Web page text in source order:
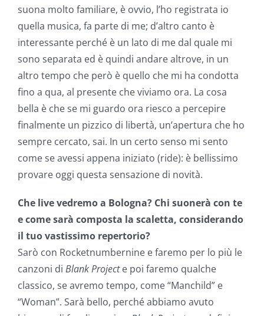
suona molto familiare, è ovvio, l’ho registrata io
quella musica, fa parte di me; d’altro canto è
interessante perché è un lato di me dal quale mi
sono separata ed è quindi andare altrove, in un
altro tempo che però è quello che mi ha condotta
fino a qua, al presente che viviamo ora. La cosa
bella è che se mi guardo ora riesco a percepire
finalmente un pizzico di libertà, un’apertura che ho
sempre cercato, sai. In un certo senso mi sento
come se avessi appena iniziato (ride): è bellissimo
provare oggi questa sensazione di novità.
Che live vedremo a Bologna? Chi suonerà con te
e come sarà composta la scaletta, considerando
il tuo vastissimo repertorio?
Sarò con Rocketnumbernine e faremo per lo più le
canzoni di Blank Projecte poi faremo qualche
classico, se avremo tempo, come “Manchild” e
“Woman”. Sarà bello, perché abbiamo avuto